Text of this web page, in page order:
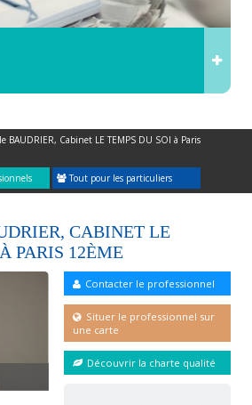
BAUDRIER, Cabinet LE TEMPS DU SOI à Paris
Tout pour les particuliers
CABINET LE
PARIS 12ÈME
Contacter le professionnel
Situer le professionnel sur
une carte
Découvrir la charte qualité